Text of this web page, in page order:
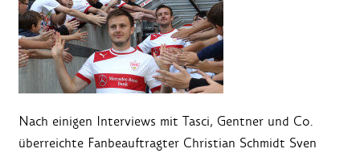
Nach einigen Interviews mit Tasci, Gentner und Co.
überreichte Fanbeauftragter Christian Schmidt Sven